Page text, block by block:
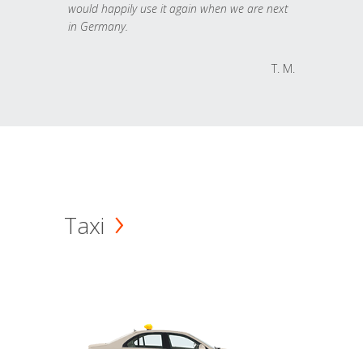
would happily use it again when we are next
in Germany.
T. M.
Taxi